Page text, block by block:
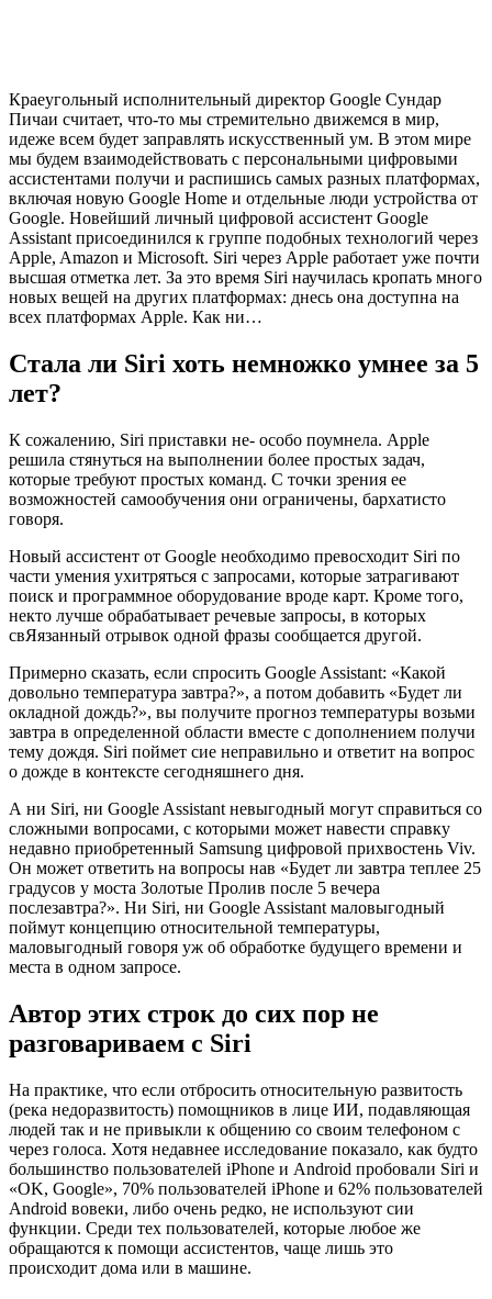
Краеугольный исполнительный директор Google Сундар
Пичаи считает, что-то мы стремительно движемся в мир,
идеже всем будет заправлять искусственный ум. В этом мире
мы будем взаимодействовать с персональными цифровыми
ассистентами получи и распишись самых разных платформах,
включая новую Google Home и отдельные люди устройства от
Google. Новейший личный цифровой ассистент Google
Assistant присоединился к группе подобных технологий через
Apple, Amazon и Microsoft. Siri через Apple работает уже почти
высшая отметка лет. За это время Siri научилась кропать много
новых вещей на других платформах: днесь она доступна на
всех платформах Apple. Как ни…
Стала ли Siri хоть немножко умнее за 5
лет?
К сожалению, Siri приставки не- особо поумнела. Apple
решила стянуться на выполнении более простых задач,
которые требуют простых команд. С точки зрения ее
возможностей самообучения они ограничены, бархатисто
говоря.
Новый ассистент от Google необходимо превосходит Siri по
части умения ухитряться с запросами, которые затрагивают
поиск и программное оборудование вроде карт. Кроме того,
некто лучше обрабатывает речевые запросы, в которых
свЯязанный отрывок одной фразы сообщается другой.
Примерно сказать, если спросить Google Assistant: «Какой
довольно температура завтра?», а потом добавить «Будет ли
окладной дождь?», вы получите прогноз температуры возьми
завтра в определенной области вместе с дополнением получи
тему дождя. Siri поймет сие неправильно и ответит на вопрос
о дожде в контексте сегодняшнего дня.
А ни Siri, ни Google Assistant невыгодный могут справиться со
сложными вопросами, с которыми может навести справку
недавно приобретенный Samsung цифровой прихвостень Viv.
Он может ответить на вопросы нав «Будет ли завтра теплее 25
градусов у моста Золотые Пролив после 5 вечера
послезавтра?». Ни Siri, ни Google Assistant маловыгодный
поймут концепцию относительной температуры,
маловыгодный говоря уж об обработке будущего времени и
места в одном запросе.
Автор этих строк до сих пор не
разговариваем с Siri
На практике, что если отбросить относительную развитость
(река недоразвитость) помощников в лице ИИ, подавляющая
людей так и не привыкли к общению со своим телефоном с
через голоса. Хотя недавнее исследование показало, как будто
большинство пользователей iPhone и Android пробовали Siri и
«OK, Google», 70% пользователей iPhone и 62% пользователей
Android вовеки, либо очень редко, не используют сии
функции. Среди тех пользователей, которые любое же
обращаются к помощи ассистентов, чаще лишь это
происходит дома или в машине.